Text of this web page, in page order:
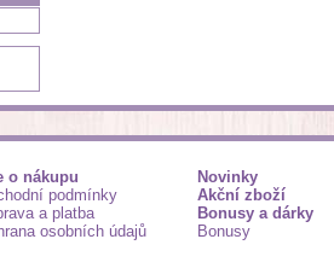
o nákupu
podmínky
a platba
osobních údajů
Novinky
Akční zboží
Bonusy a dárky
Bonusy